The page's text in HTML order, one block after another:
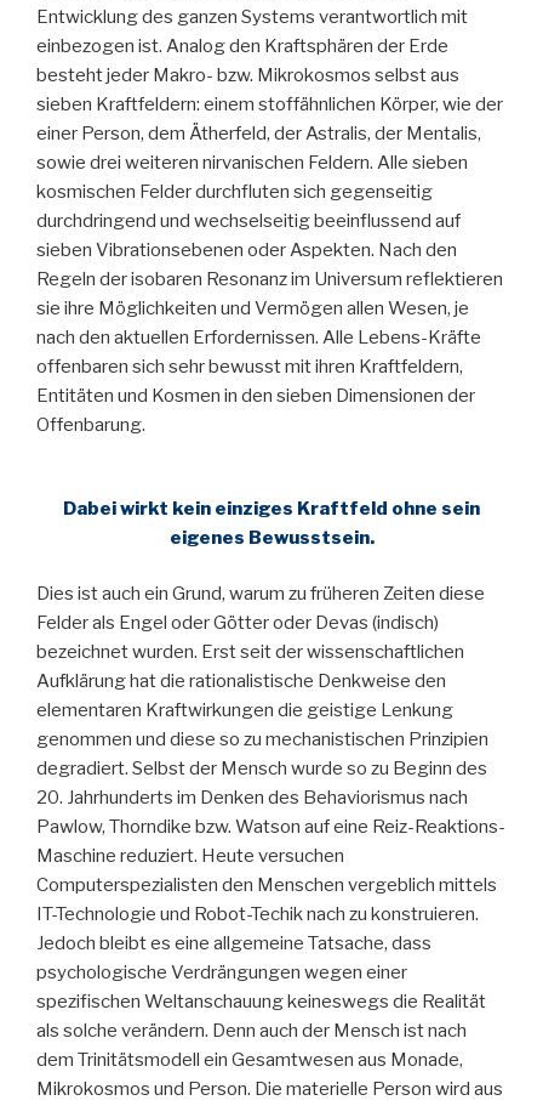
Entwicklung des ganzen Systems verantwortlich mit
einbezogen ist. Analog den Kraftsphären der Erde
besteht jeder Makro- bzw. Mikrokosmos selbst aus
sieben Kraftfeldern: einem stoffähnlichen Körper, wie der
einer Person, dem Ätherfeld, der Astralis, der Mentalis,
sowie drei weiteren nirvanischen Feldern. Alle sieben
kosmischen Felder durchfluten sich gegenseitig
durchdringend und wechselseitig beeinflussend auf
sieben Vibrationsebenen oder Aspekten. Nach den
Regeln der isobaren Resonanz im Universum reflektieren
sie ihre Möglichkeiten und Vermögen allen Wesen, je
nach den aktuellen Erfordernissen. Alle Lebens-Kräfte
offenbaren sich sehr bewusst mit ihren Kraftfeldern,
Entitäten und Kosmen in den sieben Dimensionen der
Offenbarung.
Dabei wirkt kein einziges Kraftfeld ohne sein
eigenes Bewusstsein.
Dies ist auch ein Grund, warum zu früheren Zeiten diese
Felder als Engel oder Götter oder Devas (indisch)
bezeichnet wurden. Erst seit der wissenschaftlichen
Aufklärung hat die rationalistische Denkweise den
elementaren Kraftwirkungen die geistige Lenkung
genommen und diese so zu mechanistischen Prinzipien
degradiert. Selbst der Mensch wurde so zu Beginn des
20. Jahrhunderts im Denken des Behaviorismus nach
Pawlow, Thorndike bzw. Watson auf eine Reiz-Reaktions-
Maschine reduziert. Heute versuchen
Computerspezialisten den Menschen vergeblich mittels
IT-Technologie und Robot-Techik nach zu konstruieren.
Jedoch bleibt es eine allgemeine Tatsache, dass
psychologische Verdrängungen wegen einer
spezifischen Weltanschauung keineswegs die Realität
als solche verändern. Denn auch der Mensch ist nach
dem Trinitätsmodell ein Gesamtwesen aus Monade,
Mikrokosmos und Person. Die materielle Person wird aus